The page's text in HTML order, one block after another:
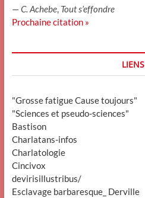
—C. Achebe, Tout s’effondre
Prochaine citation »
LIENS
"Grosse fatigue Cause toujours"
"Sciences et pseudo-sciences"
Bastison
Charlatans-infos
Charlatologie
Cincivox
devirisillustribus/
Esclavage barbaresque_ Derville